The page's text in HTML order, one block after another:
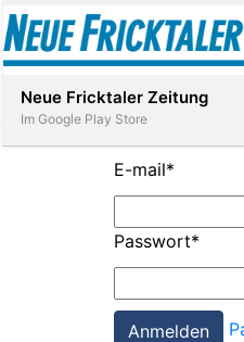
E-mail*
Passwort*
Neue Fricktaler Zeitung
Im Google Play Store